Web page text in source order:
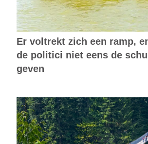
Er voltrekt zich een ramp,
de politici niet eens de
geven